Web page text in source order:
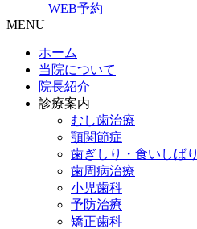
WEB予約
MENU
ホーム
当院について
院長紹介
診療案内
むし歯治療
顎関節症
歯ぎしり・食いしばり
歯周病治療
小児歯科
予防治療
矯正歯科